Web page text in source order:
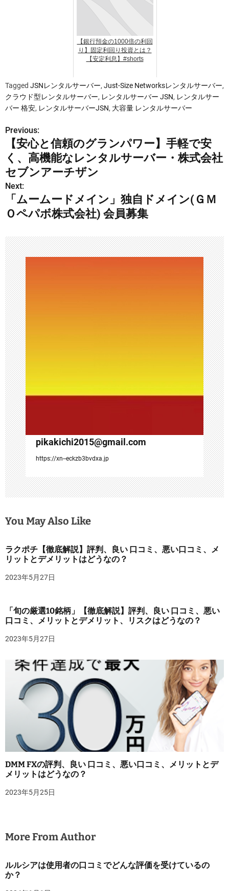
【銀行預金の1000倍の利回
り】固定利回り投資とは？
【安定利息】#shorts
Tagged JSNレンタルサーバー, Just-Size Networksレンタルサーバー,
クラウド型レンタルサーバー, レンタルサーバー JSN, レンタルサー
バー 格安, レンタルサーバーJSN, 大容量 レンタルサーバー
投
稿
ナ
ビ
ゲ
シ
ョ
ン
Previous:
【安心と信頼のグランパワー】手軽で安
く、高機能なレンタルサーバー・株式会社
セブンアーチザン
Next:
「ムームードメイン」独自ドメイン(ＧＭ
Ｏペパボ株式会社) 会員募集
pikakichi2015@gmail.com
https://xn--eckzb3bvdxa.jp
You May Also Like
ラクポチ【徹底解説】評判、良い 口コミ、悪い口コミ、メ
リットとデメリットはどうなの？
2023年5月27日
「旬の厳選10銘柄」【徹底解説】評判、良い 口コミ、悪い
口コミ、メリットとデメリット、リスクはどうなの？
2023年5月27日
DMM FXの評判、良い 口コミ、悪い口コミ、メリットとデ
メリットはどうなの？
2023年5月25日
More From Author
ルルシアは使用者の口コミでどんな評価を受けているの
か？